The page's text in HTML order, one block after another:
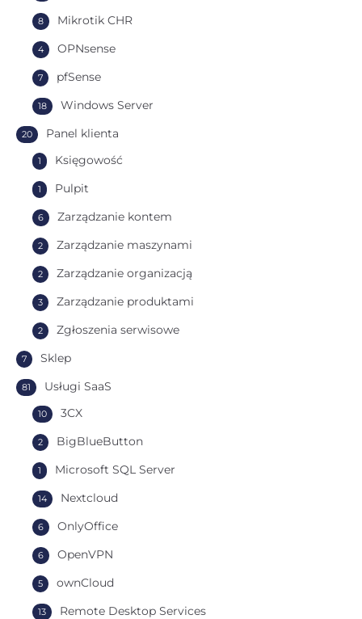
Mikrotik CHR
8
OPNsense
4
pfSense
7
Windows Server
18
Panel klienta
20
Księgowość
1
Pulpit
1
Zarządzanie kontem
6
Zarządzanie maszynami
2
Zarządzanie organizacją
2
Zarządzanie produktami
3
Zgłoszenia serwisowe
2
Sklep
7
Usługi SaaS
81
3CX
10
BigBlueButton
2
Microsoft SQL Server
1
Nextcloud
14
OnlyOffice
6
OpenVPN
6
ownCloud
5
Remote Desktop Services
13